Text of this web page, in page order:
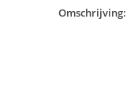
Omschrijving: